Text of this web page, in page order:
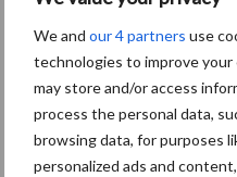
We and our 4 partners use
technologies to improve
may store and/or access
process the personal data,
browsing data, for purposes
personalized ads and
Oogst